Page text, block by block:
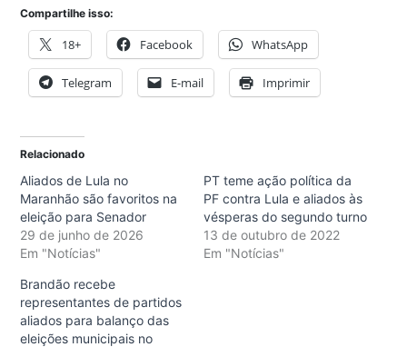
Compartilhe isso:
18+ Facebook WhatsApp
Telegram E-mail Imprimir
Relacionado
Aliados de Lula no
Maranhão são favoritos na
eleição para Senador
29 de junho de 2026
Em "Notícias"
PT teme ação política da
PF contra Lula e aliados às
vésperas do segundo turno
13 de outubro de 2022
Em "Notícias"
Brandão recebe
representantes de partidos
aliados para balanço das
eleições municipais no